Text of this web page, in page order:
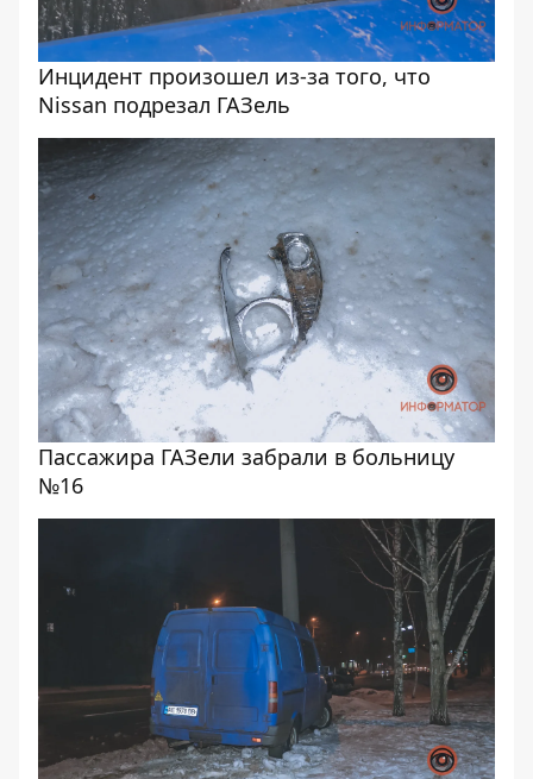
Инцидент произошел из-за того, что
Nissan подрезал ГАЗель
Пассажира ГАЗели забрали в больницу
№16